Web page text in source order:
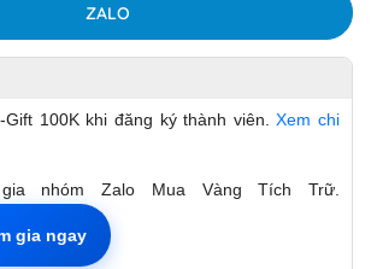
ZALO
Gift 100K khi đăng ký thành viên.Xem chi
nhóm Zalo Mua Vàng Tích Trữ.
gia ngay